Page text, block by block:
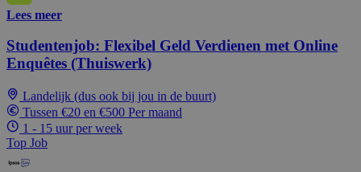
Lees meer
Studentenjob: Flexibel Geld Verdienen met Online
Enquêtes (Thuiswerk)
Landelijk (dus ook bij jou in de buurt)
Tussen €20 en €500 Per maand
1 - 15 uur per week
Top Job